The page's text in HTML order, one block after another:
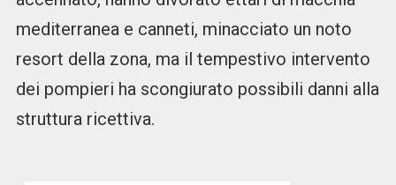
mediterranea e canneti, minacciato un noto
resort della zona, ma il tempestivo intervento
dei pompieri ha scongiurato possibili danni alla
struttura ricettiva.